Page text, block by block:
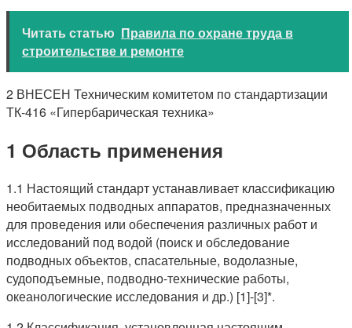
Читать статью Правила по охране труда в
строительстве и ремонте
2 ВНЕСЕН Техническим комитетом по стандартизации
ТК-416 «Гипербарическая техника»
1 Область применения
1.1 Настоящий стандарт устанавливает классификацию
необитаемых подводных аппаратов, предназначенных
для проведения или обеспечения различных работ и
исследований под водой (поиск и обследование
подводных объектов, спасательные, водолазные,
судоподъемные, подводно-технические работы,
океанологические исследования и др.) [1]-[3]*.